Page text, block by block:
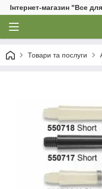
Інтернет-магазин "Все
Товари та послуги